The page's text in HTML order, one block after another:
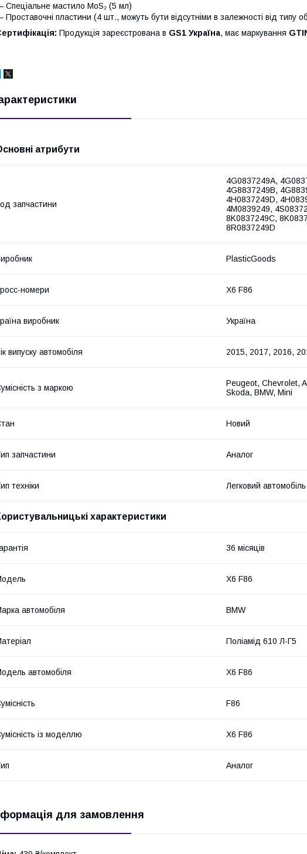
Спеціальне мастило MoS₂ (5 мл)
Проставочні пластини (4 шт., можуть бути відсутніми в залежності від типу
Продукція зареєстрована в GS1 Україна, має маркування
атрибути
запчастини
4G0837249A,
4G8837249B,
4H0837249D,
4M0839249,
8K0837249C,
8R0837249D
PlasticGoods
номери X6 F86
виробник Україна
випуску автомобіля 2015, 2017, 2016,
з маркою
Peugeot, Chevrolet,
Skoda, BMW, Mini
Новий
запчастини Аналог
техніки Легковий автомобіль
характеристики
36 місяців
X6 F86
автомобіля BMW
Поліамід 610 Л-Г5
автомобіля X6 F86
F86
із моделлю X6 F86
Аналог
для замовлення